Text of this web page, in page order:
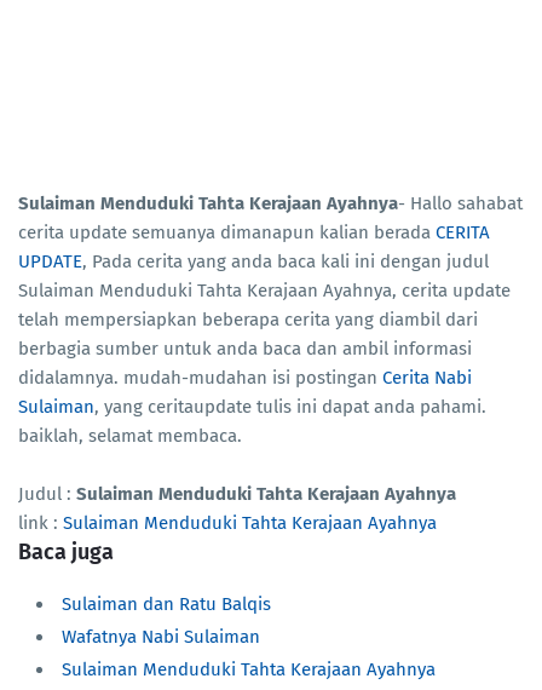
Sulaiman Menduduki Tahta Kerajaan Ayahnya- Hallo sahabat
cerita update semuanya dimanapun kalian berada CERITA
UPDATE, Pada cerita yang anda baca kali ini dengan judul
Sulaiman Menduduki Tahta Kerajaan Ayahnya, cerita update
telah mempersiapkan beberapa cerita yang diambil dari
berbagia sumber untuk anda baca dan ambil informasi
didalamnya. mudah-mudahan isi postingan Cerita Nabi
Sulaiman, yang ceritaupdate tulis ini dapat anda pahami.
baiklah, selamat membaca.
Judul : Sulaiman Menduduki Tahta Kerajaan Ayahnya
link : Sulaiman Menduduki Tahta Kerajaan Ayahnya
Baca juga
Sulaiman dan Ratu Balqis
Wafatnya Nabi Sulaiman
Sulaiman Menduduki Tahta Kerajaan Ayahnya